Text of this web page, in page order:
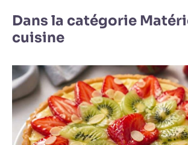
Dans la catégorie
cuisine